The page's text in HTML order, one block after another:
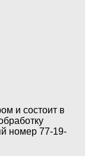
и состоит в
номер 77-19-